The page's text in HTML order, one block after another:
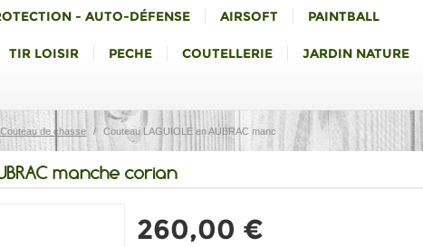
- AUTO-DÉFENSE AIRSOFT PAINTBALL
TIR LOISIR PECHE COUTELLERIE JARDIN NATURE
Couteau de chasse / Couteau LAGUIOLE en AUBRAC manc
manche corian
260,00 €